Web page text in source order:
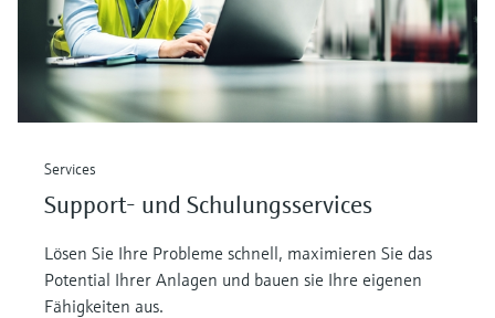
Services
Support- und Schulungsservices
Lösen Sie Ihre Probleme schnell, maximieren Sie das
Potential Ihrer Anlagen und bauen sie Ihre eigenen
Fähigkeiten aus.